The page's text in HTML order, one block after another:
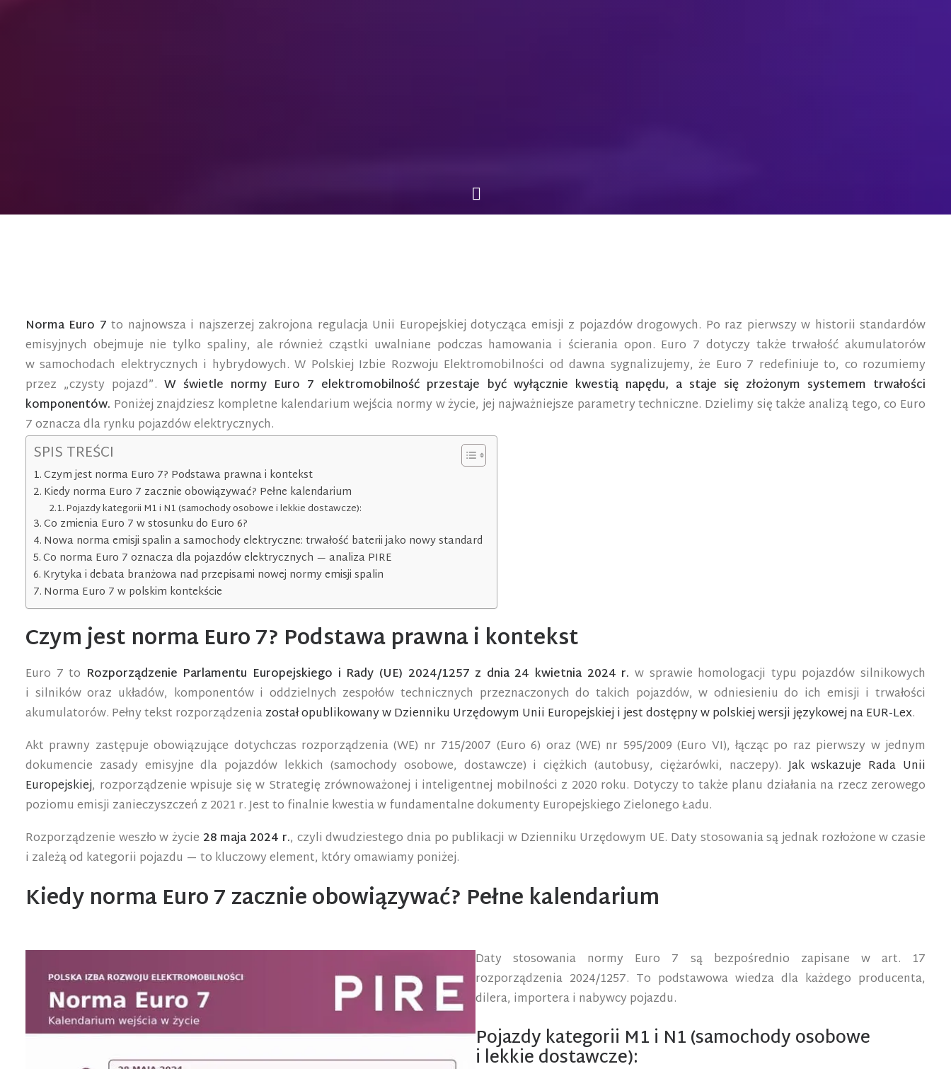
Norma Euro 7 to najnowsza i najszerzej zakrojona regulacja Unii Europejskiej dotycząca emisji z pojazdów drogowych. Po raz pierwszy w historii standardów
emisyjnych obejmuje nie tylko spaliny, ale również cząstki uwalniane podczas hamowania i ścierania opon. Euro 7 dotyczy także trwałość akumulatorów
w samochodach elektrycznych i hybrydowych. W Polskiej Izbie Rozwoju Elektromobilności od dawna sygnalizujemy, że Euro 7 redefiniuje to, co rozumiemy
przez „czysty pojazd”.W świetle normy Euro 7 elektromobilność przestaje być wyłącznie kwestią napędu, a staje się złożonym systemem trwałości
komponentów. Poniżej znajdziesz kompletne kalendarium wejścia normy w życie, jej najważniejsze parametry techniczne. Dzielimy się także analizą tego, co Euro
7 oznacza dla rynku pojazdów elektrycznych.
SPIS TREŚCI
Czym jest norma Euro 7? Podstawa prawna i kontekst
Kiedy norma Euro 7 zacznie obowiązywać? Pełne kalendarium
Pojazdy kategorii M1 i N1 (samochody osobowe i lekkie dostawcze):
Co zmienia Euro 7 w stosunku do Euro 6?
Nowa norma emisji spalin a samochody elektryczne: trwałość baterii jako nowy standard
Co norma Euro 7 oznacza dla pojazdów elektrycznych — analiza PIRE
Krytyka i debata branżowa nad przepisami nowej normy emisji spalin
Norma Euro 7 w polskim kontekście
Czym jest norma Euro 7? Podstawa prawna i kontekst
Euro 7 to Rozporządzenie Parlamentu Europejskiego i Rady (UE) 2024/1257 z dnia 24 kwietnia 2024 r. w sprawie homologacji typu pojazdów silnikowych
i silników oraz układów, komponentów i oddzielnych zespołów technicznych przeznaczonych do takich pojazdów, w odniesieniu do ich emisji i trwałości
akumulatorów. Pełny tekst rozporządzeniazostał opublikowany w Dzienniku Urzędowym Unii Europejskiej i jest dostępny w polskiej wersji językowej na EUR-Lex.
Akt prawny zastępuje obowiązujące dotychczas rozporządzenia (WE) nr 715/2007 (Euro 6) oraz (WE) nr 595/2009 (Euro VI), łącząc po raz pierwszy w jednym
dokumencie zasady emisyjne dla pojazdów lekkich (samochody osobowe, dostawcze) i ciężkich (autobusy, ciężarówki, naczepy).Jak wskazuje Rada Unii
Europejskiej, rozporządzenie wpisuje się w Strategię zrównoważonej i inteligentnej mobilności z 2020 roku. Dotyczy to także planu działania na rzecz zerowego
poziomu emisji zanieczyszczeń z 2021 r. Jest to finalnie kwestia w fundamentalne dokumenty Europejskiego Zielonego Ładu.
Rozporządzenie weszło w życie 28 maja 2024 r., czyli dwudziestego dnia po publikacji w Dzienniku Urzędowym UE. Daty stosowania są jednak rozłożone w czasie
i zależą od kategorii pojazdu — to kluczowy element, który omawiamy poniżej.
Kiedy norma Euro 7 zacznie obowiązywać? Pełne kalendarium
Daty stosowania normy Euro 7 są bezpośrednio zapisane w art. 17
rozporządzenia 2024/1257. To podstawowa wiedza dla każdego producenta,
dilera, importera i nabywcy pojazdu.
Pojazdy kategorii M1 i N1 (samochody osobowe
i lekkie dostawcze):